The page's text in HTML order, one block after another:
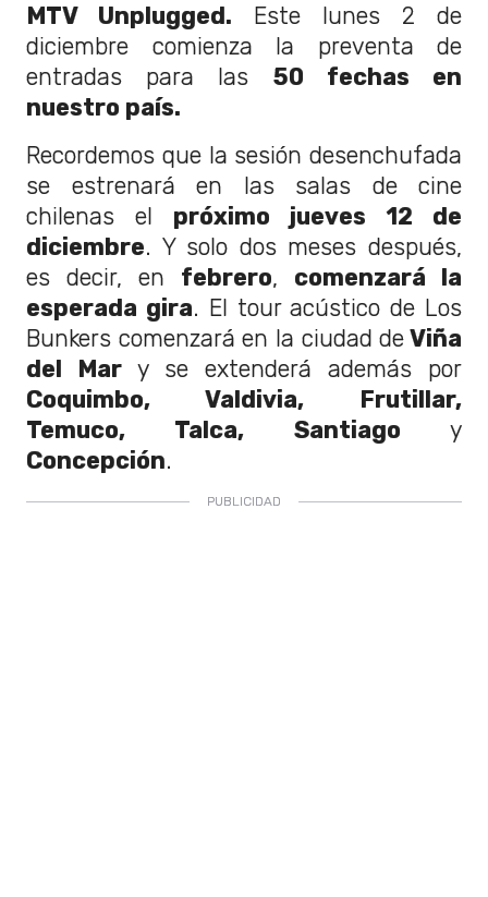
MTV Unplugged. Este lunes 2 de
diciembre comienza la preventa de
entradas para las 50 fechas en
nuestro país.
Recordemos que la sesión desenchufada
se estrenará en las salas de cine
chilenas el próximo jueves 12 de
diciembre. Y solo dos meses después,
es decir, en febrero, comenzará la
esperada gira. El tour acústico de Los
Bunkers comenzará en la ciudad de Viña
del Mar y se extenderá además por
Coquimbo, Valdivia, Frutillar,
Temuco, Talca, Santiago y
Concepción.